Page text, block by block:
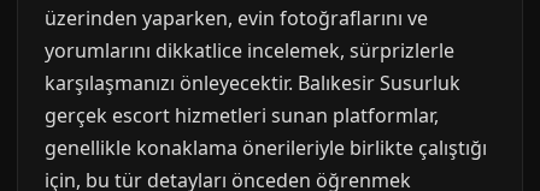
üzerinden yaparken, evin fotoğraflarını ve
yorumlarını dikkatlice incelemek, sürprizlerle
karşılaşmanızı önleyecektir. Balıkesir Susurluk
gerçek escort hizmetleri sunan platformlar,
genellikle konaklama önerileriyle birlikte çalıştığı
için, bu tür detayları önceden öğrenmek